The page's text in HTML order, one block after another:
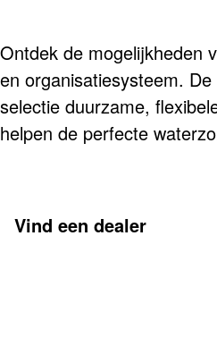
Ontdek de mogelijkheden
en organisatiesysteem.
selectie duurzame,
helpen de perfecte
Vind een dealer